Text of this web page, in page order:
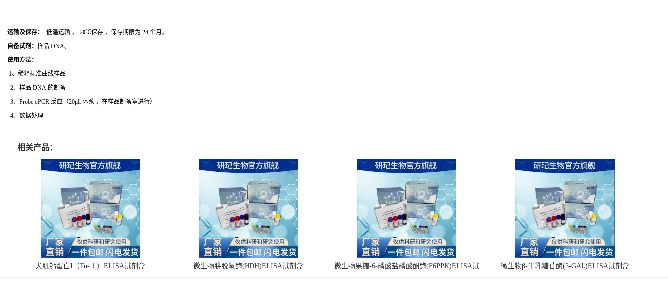
运输及保存：
低温运输 ，-20℃保存 ，保存期限为 24 个月。
自备试剂： 样品 DNA。
使用方法：
1、稀释标准曲线样品
2、样品 DNA 的制备
3、Probe qPCR 反应（20μL 体系 ，在样品制备室进行）
4、数据处理
相关产品：
犬肌钙蛋白I（Tn-Ⅰ）ELISA试剂盒 微生物肼脱氢酶(HDH)ELISA试剂盒
微生物果糖-6-磷酸盐磷酸酮酶(F6PPK)ELISA试
微生物β-半乳糖苷酶(β-GAL)ELISA试剂盒